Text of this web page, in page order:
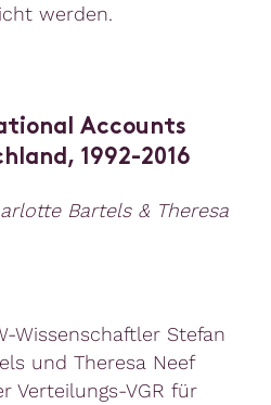
werden.
Accounts
1992-2016
Bartels & Theresa
Wissenschaftler Stefan
und Theresa Neef
Verteilungs-VGR für